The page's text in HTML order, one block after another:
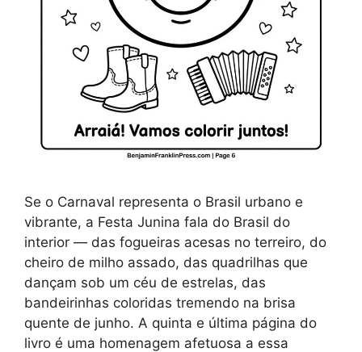
Se o Carnaval representa o Brasil urbano e
vibrante, a Festa Junina fala do Brasil do
interior — das fogueiras acesas no terreiro, do
cheiro de milho assado, das quadrilhas que
dançam sob um céu de estrelas, das
bandeirinhas coloridas tremendo na brisa
quente de junho. A quinta e última página do
livro é uma homenagem afetuosa a essa